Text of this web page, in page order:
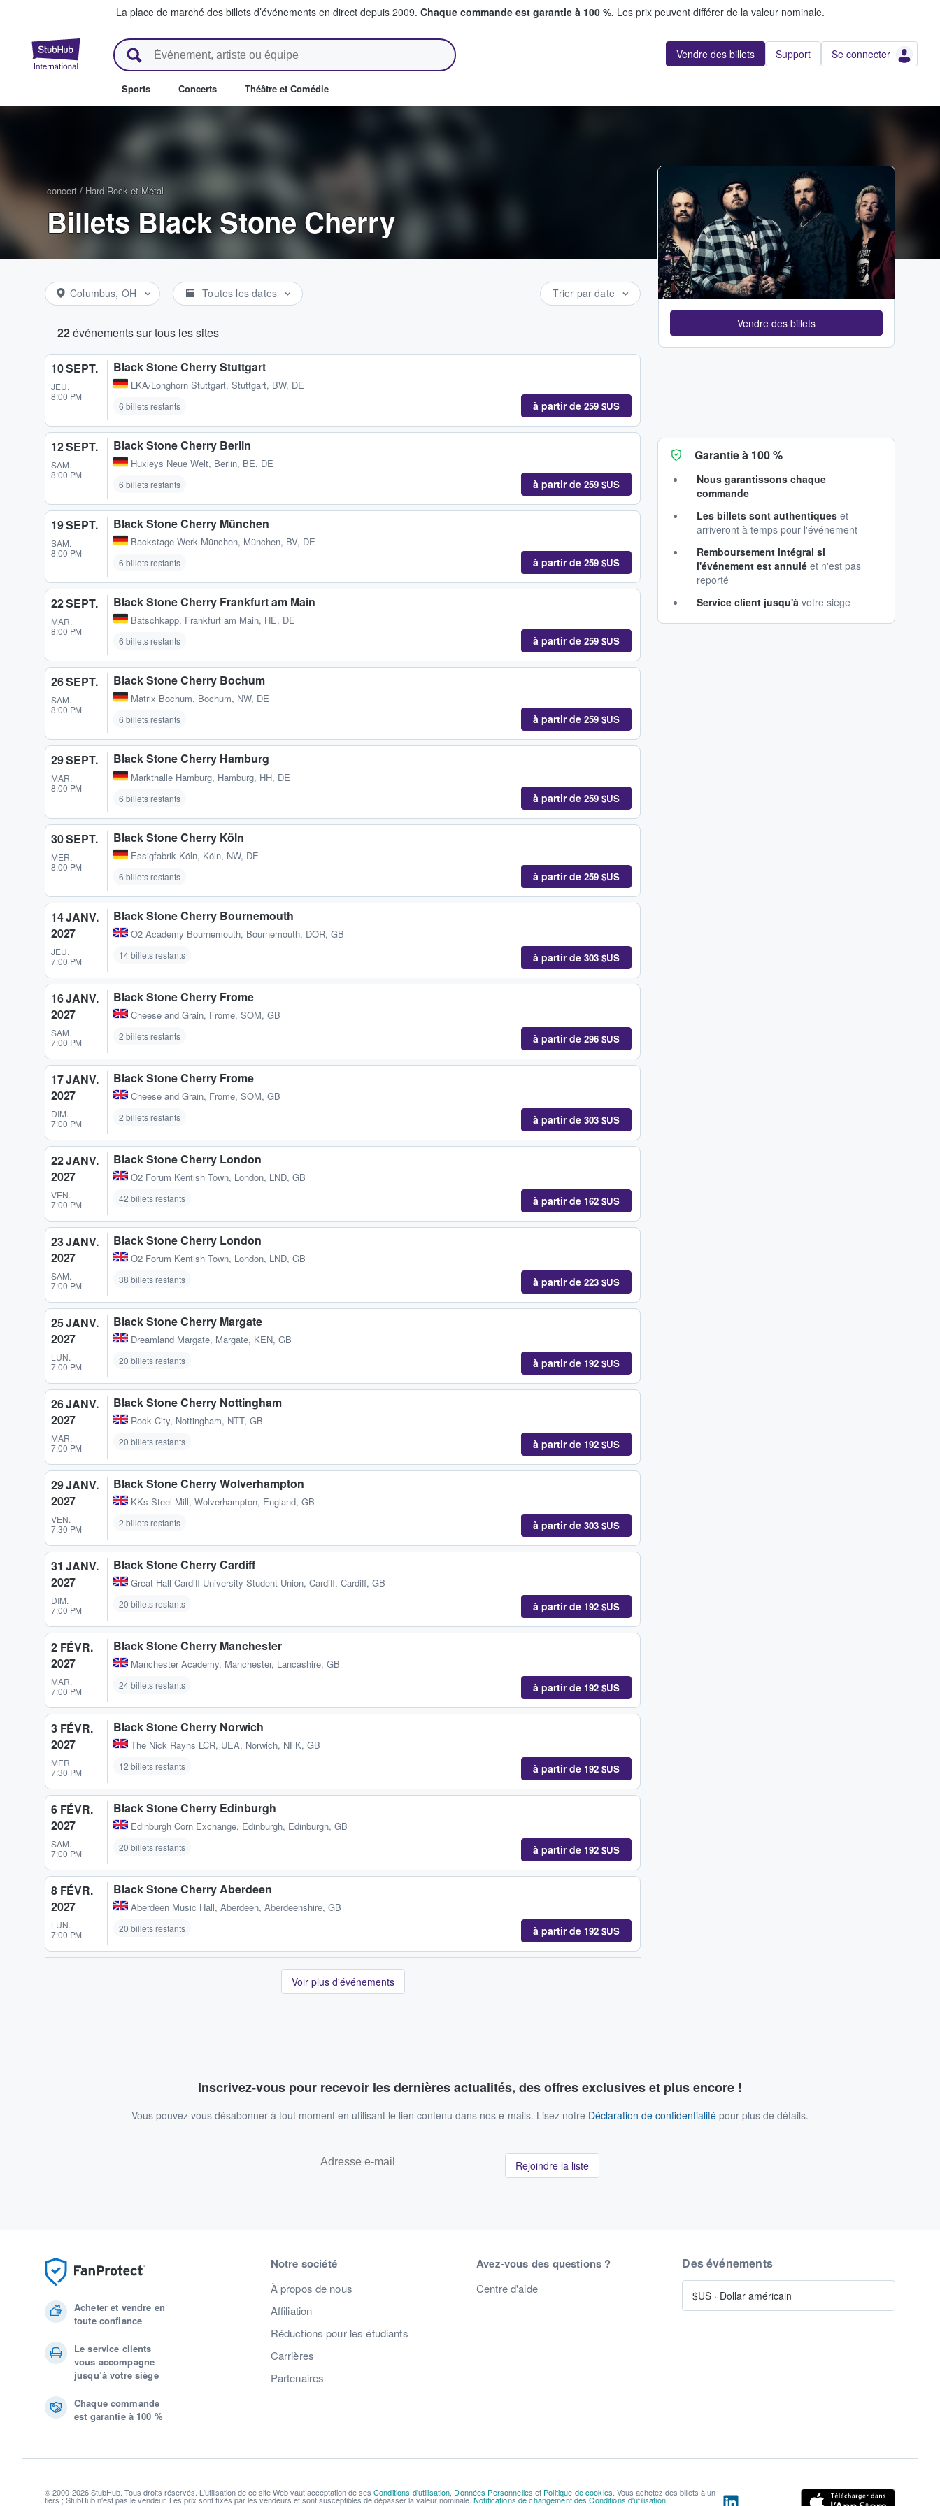
La place de marché des billets d’événements en direct depuis 2009. Chaque commande est garantie à 100 %. Les prix peuvent différer de la valeur nominale.
StubHub - Où les fans achètent et vendent des billets Vendre des billets Support Se connecter
Sports Concerts Théâtre et Comédie
concert / Hard Rock et Métal
Billets Black Stone Cherry
Columbus, OH Toutes les dates Trier par date
22événements sur tous les sites
10 SEPT.
JEU.
8:00 PM
Black Stone Cherry Stuttgart
LKA/Longhorn Stuttgart, Stuttgart, BW, DE
6 billets restants à partir de 259 $US
12 SEPT.
SAM.
8:00 PM
Black Stone Cherry Berlin
Huxleys Neue Welt, Berlin, BE, DE
6 billets restants à partir de 259 $US
19 SEPT.
SAM.
8:00 PM
Black Stone Cherry München
Backstage Werk München, München, BV, DE
6 billets restants à partir de 259 $US
22 SEPT.
MAR.
8:00 PM
Black Stone Cherry Frankfurt am Main
Batschkapp, Frankfurt am Main, HE, DE
6 billets restants à partir de 259 $US
26 SEPT.
SAM.
8:00 PM
Black Stone Cherry Bochum
Matrix Bochum, Bochum, NW, DE
6 billets restants à partir de 259 $US
29 SEPT.
MAR.
8:00 PM
Black Stone Cherry Hamburg
Markthalle Hamburg, Hamburg, HH, DE
6 billets restants à partir de 259 $US
30 SEPT.
MER.
8:00 PM
Black Stone Cherry Köln
Essigfabrik Köln, Köln, NW, DE
6 billets restants à partir de 259 $US
14 JANV.
2027
JEU.
7:00 PM
Black Stone Cherry Bournemouth
O2 Academy Bournemouth, Bournemouth, DOR, GB
14 billets restants à partir de 303 $US
16 JANV.
2027
SAM.
7:00 PM
Black Stone Cherry Frome
Cheese and Grain, Frome, SOM, GB
2 billets restants à partir de 296 $US
17 JANV.
2027
DIM.
7:00 PM
Black Stone Cherry Frome
Cheese and Grain, Frome, SOM, GB
2 billets restants à partir de 303 $US
22 JANV.
2027
VEN.
7:00 PM
Black Stone Cherry London
O2 Forum Kentish Town, London, LND, GB
42 billets restants à partir de 162 $US
23 JANV.
2027
SAM.
7:00 PM
Black Stone Cherry London
O2 Forum Kentish Town, London, LND, GB
38 billets restants à partir de 223 $US
25 JANV.
2027
LUN.
7:00 PM
Black Stone Cherry Margate
Dreamland Margate, Margate, KEN, GB
20 billets restants à partir de 192 $US
26 JANV.
2027
MAR.
7:00 PM
Black Stone Cherry Nottingham
Rock City, Nottingham, NTT, GB
20 billets restants à partir de 192 $US
29 JANV.
2027
VEN.
7:30 PM
Black Stone Cherry Wolverhampton
KKs Steel Mill, Wolverhampton, England, GB
2 billets restants à partir de 303 $US
31 JANV.
2027
DIM.
7:00 PM
Black Stone Cherry Cardiff
Great Hall Cardiff University Student Union, Cardiff, Cardiff, GB
20 billets restants à partir de 192 $US
2 FÉVR.
2027
MAR.
7:00 PM
Black Stone Cherry Manchester
Manchester Academy, Manchester, Lancashire, GB
24 billets restants à partir de 192 $US
3 FÉVR.
2027
MER.
7:30 PM
Black Stone Cherry Norwich
The Nick Rayns LCR, UEA, Norwich, NFK, GB
12 billets restants à partir de 192 $US
6 FÉVR.
2027
SAM.
7:00 PM
Black Stone Cherry Edinburgh
Edinburgh Corn Exchange, Edinburgh, Edinburgh, GB
20 billets restants à partir de 192 $US
8 FÉVR.
2027
LUN.
7:00 PM
Black Stone Cherry Aberdeen
Aberdeen Music Hall, Aberdeen, Aberdeenshire, GB
20 billets restants à partir de 192 $US
Voir plus d'événements
Vendre des billets
Garantie à 100 %
Nous garantissons chaque
commande
Les billets sont authentiques et
arriveront à temps pour l'événement
Remboursement intégral si
l'événement est annulé et n'est pas
reporté
Service client jusqu'à votre siège
Inscrivez-vous pour recevoir les dernières actualités, des offres exclusives et plus encore !
Vous pouvez vous désabonner à tout moment en utilisant le lien contenu dans nos e-mails. Lisez notre Déclaration de confidentialité pour plus de détails.
Rejoindre la liste
Acheter et vendre en
toute confiance
Le service clients
vous accompagne
jusqu’à votre siège
Chaque commande
est garantie à 100 %
Notre société
À propos de nous
Affiliation
Réductions pour les étudiants
Carrières
Partenaires
Avez-vous des questions ?
Centre d'aide
Des événements
$US · Dollar américain
© 2000-2026 StubHub. Tous droits réservés. L'utilisation de ce site Web vaut acceptation de ses Conditions d'utilisation Données Personnelles et Politique de cookies . Vous achetez des billets à un
tiers ; StubHub n'est pas le vendeur. Les prix sont fixés par les vendeurs et sont susceptibles de dépasser la valeur nominale. Notifications de changement des Conditions d'utilisation